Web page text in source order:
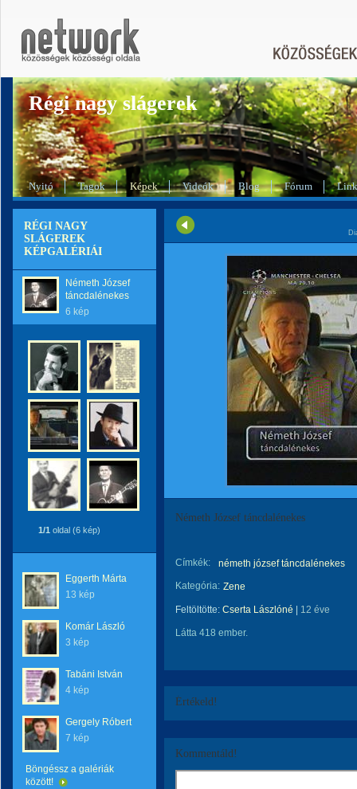
Régi nagy slágerek
Nyitó Tagok Képek Videók Blog Fórum
RÉGI NAGY
SLÁGEREK
KÉPGALÉRIÁI
Németh József
táncdalénekes
6 kép
1/1 oldal (6 kép)
Eggerth Márta
13 kép
Komár László
3 kép
Tabáni István
4 kép
Gergely Róbert
7 kép
Böngéssz a galériák
között!
Németh József táncdalénekes
Címkék:
németh józsef táncdalénekes
Kategória: Zene
Feltöltötte: Cserta Lászlóné 12 éve
Látta 418 ember.
Értékeld!
Kommentáld!